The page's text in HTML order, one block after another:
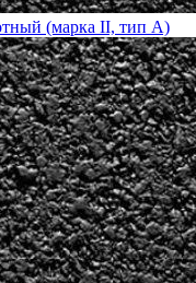
(марка II, тип А)